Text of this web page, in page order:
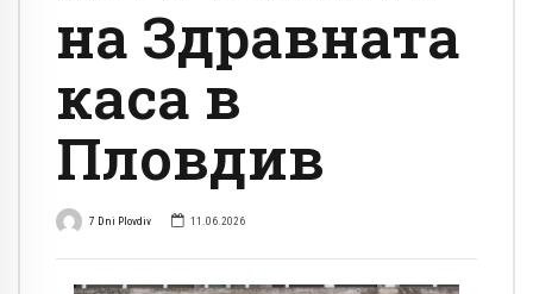
на Здравната
каса в
Пловдив
7 Dni Plovdiv 11.06.2026